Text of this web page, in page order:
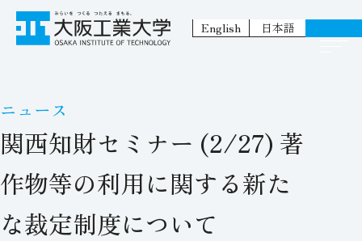
English 日本語
ニュース
関西知財セミナー (2/27) 著
作物等の利用に関する新た
な裁定制度について